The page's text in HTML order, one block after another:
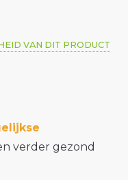
VAN DIT PRODUCT
verder gezond